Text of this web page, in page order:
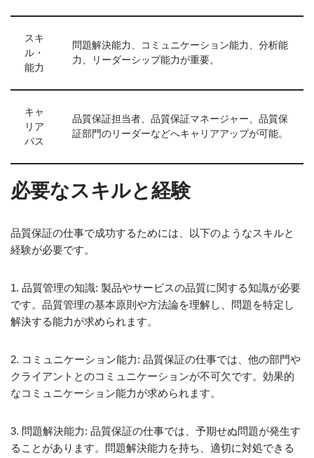
スキ
ル・
能力
問題解決能力、コミュニケーション能力、分析能
力、リーダーシップ能力が重要。
キャ
リア
パス
品質保証担当者、品質保証マネージャー、品質保
証部門のリーダーなどへキャリアアップが可能。
必要なスキルと経験
品質保証の仕事で成功するためには、以下のようなスキルと
経験が必要です。
1. 品質管理の知識: 製品やサービスの品質に関する知識が必要
です。品質管理の基本原則や方法論を理解し、問題を特定し
解決する能力が求められます。
2. コミュニケーション能力: 品質保証の仕事では、他の部門や
クライアントとのコミュニケーションが不可欠です。効果的
なコミュニケーション能力が求められます。
3. 問題解決能力: 品質保証の仕事では、予期せぬ問題が発生す
ることがあります。問題解決能力を持ち、適切に対処できる